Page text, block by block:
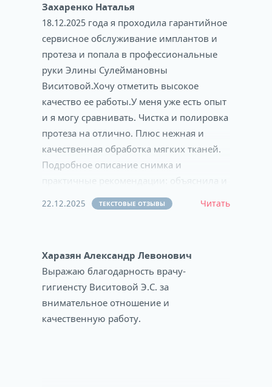
Захаренко Наталья
18.12.2025 года я проходила гарантийное
сервисное обслуживание имплантов и
протеза и попала в профессиональные
руки Элины Сулеймановны
Виситовой.Хочу отметить высокое
качество ее работы.У меня уже есть опыт
и я могу сравнивать. Чистка и полировка
протеза на отлично. Плюс нежная и
качественная обработка мягких тканей.
Подробное описание снимка и
практичные рекомендации: объяснила и
показала,как пользоваться зубной нитью
для имплантов. Очень благодарна ей и
Сулеймановне.
22.12.2025 ТЕКСТОВЫЕ ОТЗЫВЫ Читать
Харазян Александр Левонович
Выражаю благодарность врачу-
гигиенсту Виситовой Э.С. за
внимательное отношение и
качественную работу.